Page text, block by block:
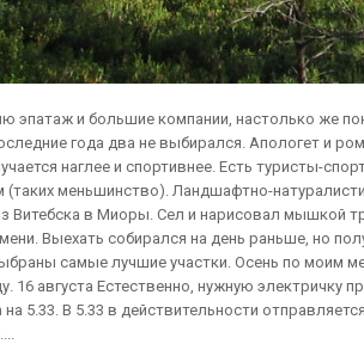
эпатаж и большие компании, настолько же
года два не выбирался. Апологет и
наглее и спортивнее. Есть туристы-
(таких меньшинство). Ландшафтно-
Витебска в Миоры. Сел и нарисовал мышкой
Выехать собирался на день раньше, но
самые лучшие участки. Осень по моим
16 августа Естественно, нужную электричку
5.33. В 5.33 в действительности